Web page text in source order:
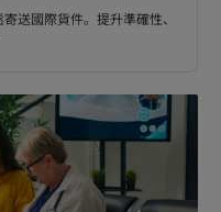
送國際貨件。提升準確性、